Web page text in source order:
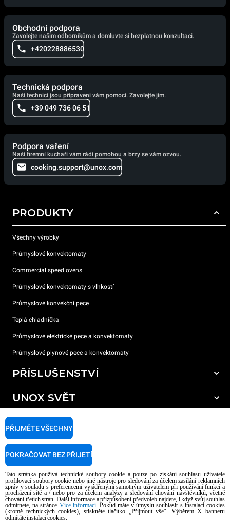
Obchodní podpora
Zavolejte našim odborníkům a domluvte si bezplatnou konzultaci.
+420228886530
Technická podpora
Naši technici jsou připraveni vám pomoci. Zavolejte jim.
+39 049 736 06 51
Podpora vaření
Naši firemní kuchaři vám rádi pomohou a brzy se vám ozvou.
cooking.support@unox.com
PRODUKTY
Všechny výrobky
Průmyslové konvektomaty
Commercial speed ovens
Průmyslové konvektomaty s vlhkostí
Průmyslové konvekční pece
Teplá chladnička
Průmyslové elektrické pece a konvektomaty
Průmyslové plynové pece a konvektomaty
PŘÍSLUŠENSTVÍ
Všechna příslušenství
Čisticí prostředky pro ruční mytí
Úprava vody pryskyřičnými filtry
Úprava vody reverzní osmózou
UNOX SVĚT
Naše pobočky po celém světě
PODPORA
Najděte Servisní Střediska
Copyright 2026 UNOX S.p.A. Všechna práva vyhrazena. Reg. Imp. Padova n °
04230750285 - REA Padova 372835 - Cap. Soc. 5.000.000 € iv - P.IVA / CF
04230750285 - IT WEEE Reg. No. IT08020000000377
AI Content Disclaimer Privacy policy Cookie policy
Tato stránka používá technické soubory cookie a pouze po získání souhlasu uživatele
profilovací soubory cookie nebo jiné nástroje pro sledování za účelem zasílání reklamních
zpráv v souladu s preferencemi vyjádřenými samotným uživatelem při používání funkcí a
procházení sítě a / nebo pro za účelem analýzy a sledování chování návštěvníků, včetně
chování třetích stran. Další informace a přizpůsobení předvoleb najdete, i když svůj souhlas
odmítnete, na stránce Více informací. Pokud máte v úmyslu souhlasit s instalací cookies
(kromě technických cookies), stiskněte tlačítko „Přijmout vše“. Výběrem X banneru
odmítáte instalaci cookies.
PŘIJMĚTE VŠECHNY
POKRAČOVAT BEZ PŘIJETÍ